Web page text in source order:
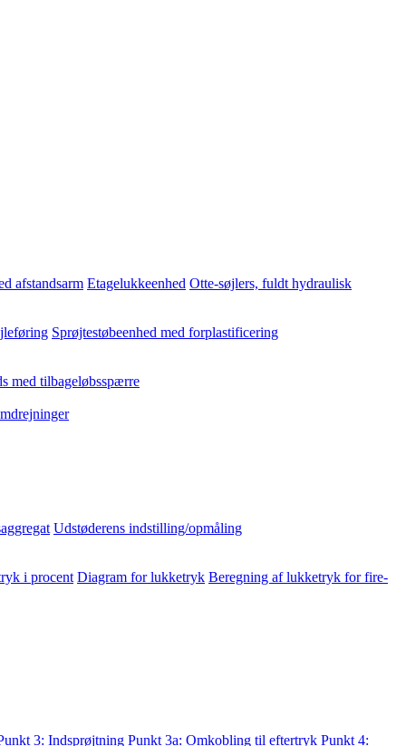
afstandsarm Etagelukkeenhed Otte-søjlers, fuldt hydraulisk
Sprøjtestøbeenhed med forplastificering
med tilbageløbsspærre
Udstøderens indstilling/opmåling
i procent Diagram for lukketryk Beregning af lukketryk for fire-
3: Indsprøjtning Punkt 3a: Omkobling til eftertryk Punkt 4: